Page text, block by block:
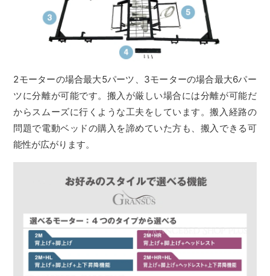
2モーターの場合最大5パーツ、3モーターの場合最大6パー
ツに分離が可能です。搬入が厳しい場合には分離が可能だ
からスムーズに行くような工夫をしています。搬入経路の
問題で電動ベッドの購入を諦めていた方も、搬入できる可
能性が広がります。